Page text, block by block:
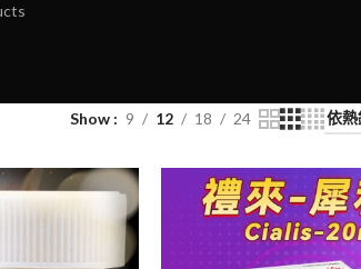
Show 9 12 18 24